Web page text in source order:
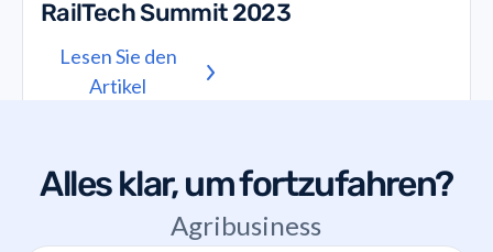
RailTech Summit 2023
Lesen Sie den
Artikel
Alles klar, um fortzufahren?
Agribusiness